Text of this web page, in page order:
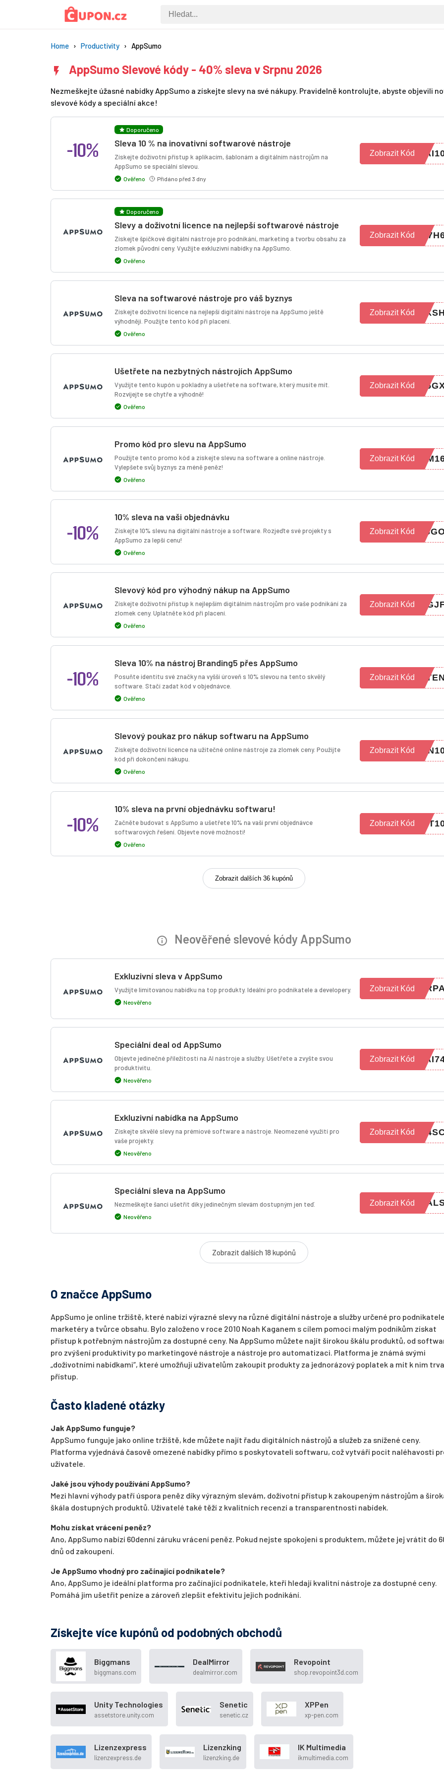
Home Productivity AppSumo
AppSumo Slevové kódy - 40% sleva v Srpnu 2026
Nezmeškejte úžasné nabídky AppSumo a získejte slevy na své nákupy. Pravidelně kontrolujte, abyste objevili
slevové kódy a speciální akce!
-10%
Doporučeno
Sleva 10 % na inovativní softwarové nástroje
Získejte doživotní přístup k aplikacím, šablonám a digitálním nástrojům na
AppSumo se speciální slevou.
Ověřeno Přidáno před 3 dny
Zobrazit Kód
Doporučeno
Slevy a doživotní licence na nejlepší softwarové nástroje
Získejte špičkové digitální nástroje pro podnikání, marketing a tvorbu obsahu za
zlomek původní ceny. Využijte exkluzivní nabídky na AppSumo.
Ověřeno
Zobrazit Kód
Sleva na softwarové nástroje pro váš byznys
Získejte doživotní licence na nejlepší digitální nástroje na AppSumo ještě
výhodněji. Použijte tento kód při placení.
Ověřeno
Zobrazit Kód
Ušetřete na nezbytných nástrojích AppSumo
Využijte tento kupón u pokladny a ušetřete na software, který musíte mít.
Rozvíjejte se chytře a výhodně!
Ověřeno
Zobrazit Kód
Promo kód pro slevu na AppSumo
Použijte tento promo kód a získejte slevu na software a online nástroje.
Vylepšete svůj byznys za méně peněz!
Ověřeno
Zobrazit Kód
-10%
10% sleva na vaši objednávku
Získejte 10% slevu na digitální nástroje a software. Rozjeďte své projekty s
AppSumo za lepší cenu!
Ověřeno
Zobrazit Kód
Slevový kód pro výhodný nákup na AppSumo
Získejte doživotní přístup k nejlepším digitálním nástrojům pro vaše podnikání za
zlomek ceny. Uplatněte kód při placení.
Ověřeno
Zobrazit Kód
-10%
Sleva 10% na nástroj Branding5 přes AppSumo
Posuňte identitu své značky na vyšší úroveň s 10% slevou na tento skvělý
software. Stačí zadat kód v objednávce.
Ověřeno
Zobrazit Kód
Slevový poukaz pro nákup softwaru na AppSumo
Získejte doživotní licence na užitečné online nástroje za zlomek ceny. Použijte
kód při dokončení nákupu.
Ověřeno
Zobrazit Kód
-10%
10% sleva na první objednávku softwaru!
Začněte budovat s AppSumo a ušetřete 10% na vaší první objednávce
softwarových řešení. Objevte nové možnosti!
Ověřeno
Zobrazit Kód
Zobrazit dalších 36 kupónů
Neověřené slevové kódy AppSumo
Exkluzivní sleva v AppSumo
Využijte limitovanou nabídku na top produkty. Ideální pro podnikatele a developery.
Neověřeno
Zobrazit Kód
Speciální deal od AppSumo
Objevte jedinečné příležitosti na AI nástroje a služby. Ušetřete a zvyšte svou
produktivitu.
Neověřeno
Zobrazit Kód
Exkluzivní nabídka na AppSumo
Získejte skvělé slevy na prémiové software a nástroje. Neomezené využití pro
vaše projekty.
Neověřeno
Zobrazit Kód
Speciální sleva na AppSumo
Nezmeškejte šanci ušetřit díky jedinečným slevám dostupným jen teď.
Neověřeno
Zobrazit Kód
Zobrazit dalších 18 kupónů
O značce AppSumo
AppSumo je online tržiště, které nabízí výrazné slevy na různé digitální nástroje a služby určené pro
marketéry a tvůrce obsahu. Bylo založeno v roce 2010 Noah Kaganem s cílem pomoci malým podnikům získat
přístup k potřebným nástrojům za dostupné ceny. Na AppSumo můžete najít širokou škálu produktů, od
pro zvýšení produktivity po marketingové nástroje a nástroje pro automatizaci. Platforma je známá svými
„doživotními nabídkami“, které umožňují uživatelům zakoupit produkty za jednorázový poplatek a mít k nim
přístup.
Často kladené otázky
Jak AppSumo funguje?
AppSumo funguje jako online tržiště, kde můžete najít řadu digitálních nástrojů a služeb za snížené ceny.
Platforma vyjednává časově omezené nabídky přímo s poskytovateli softwaru, což vytváří pocit naléhavosti
uživatele.
Jaké jsou výhody používání AppSumo?
Mezi hlavní výhody patří úspora peněz díky výrazným slevám, doživotní přístup k zakoupeným nástrojům a
škála dostupných produktů. Uživatelé také těží z kvalitních recenzí a transparentnosti nabídek.
Mohu získat vrácení peněz?
Ano, AppSumo nabízí 60denní záruku vrácení peněz. Pokud nejste spokojeni s produktem, můžete jej vrátit do
dnů od zakoupení.
Je AppSumo vhodný pro začínající podnikatele?
Ano, AppSumo je ideální platforma pro začínající podnikatele, kteří hledají kvalitní nástroje za dostupné ceny.
Pomáhá jim ušetřit peníze a zároveň zlepšit efektivitu jejich podnikání.
Získejte více kupónů od podobných obchodů
Biggmans
biggmans.com
DealMirror
dealmirror.com
Revopoint
shop.revopoint3d.com
Unity Technologies
assetstore.unity.com
Senetic
senetic.cz
XPPen
xp-pen.com
Lizenzexpress
lizenzexpress.de
Lizenzking
lizenzking.de
IK Multimedia
ikmultimedia.com